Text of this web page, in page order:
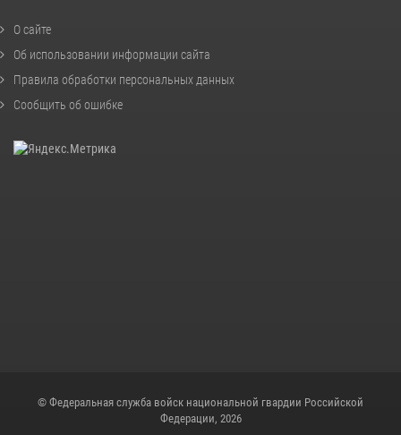
О сайте
Об использовании информации сайта
Правила обработки персональных данных
Сообщить об ошибке
© Федеральная служба войск национальной гвардии Российской
Федерации, 2026